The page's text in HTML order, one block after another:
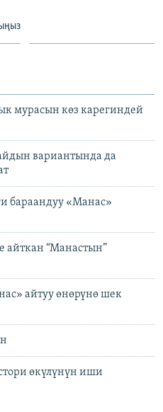
мурасын көз карегиндей
вариантында да
бараандуу «Манас»
айткан “Манастын”
айтуу өнөрүнө шек
өкүлүнүн иши